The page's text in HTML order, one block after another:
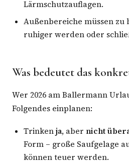
Lärmschutzauflagen.
Außenbereiche müssen zu
ruhiger werden oder
Was bedeutet das
Wer 2026 am Ballermann
Folgendes einplanen:
Trinkenja, aber nicht
Form – große Saufgelage
können teuer werden.